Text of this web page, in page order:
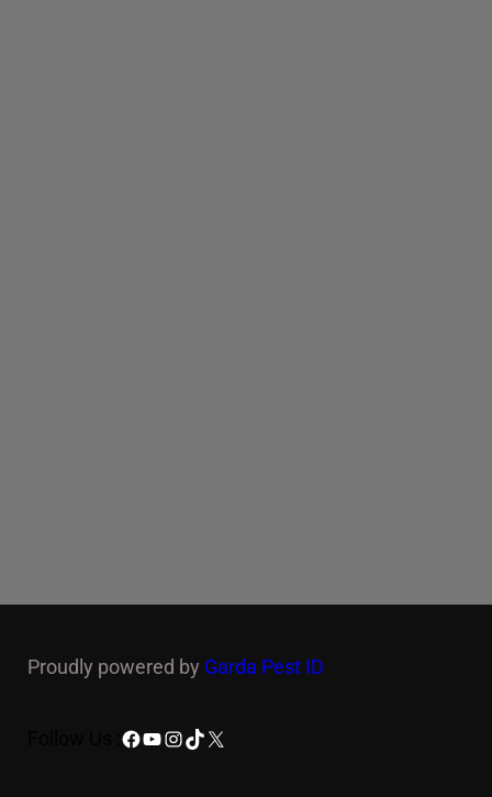
Proudly powered by Garda Pest ID
Facebook
YouTube
Instagram
TikTok
X